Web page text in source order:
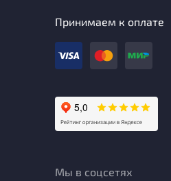
Принимаем к оплате
Мы в соцсетях